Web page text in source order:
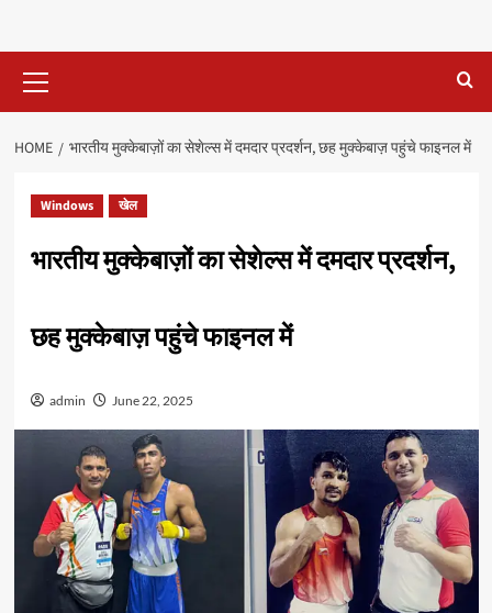
Menu
HOME भारतीय मुक्केबाज़ों का सेशेल्स में दमदार प्रदर्शन, छह मुक्केबाज़ पहुंचे फाइनल में
Windows खेल
भारतीय मुक्केबाज़ों का सेशेल्स में दमदार प्रदर्शन,
छह मुक्केबाज़ पहुंचे फाइनल में
admin June 22, 2025